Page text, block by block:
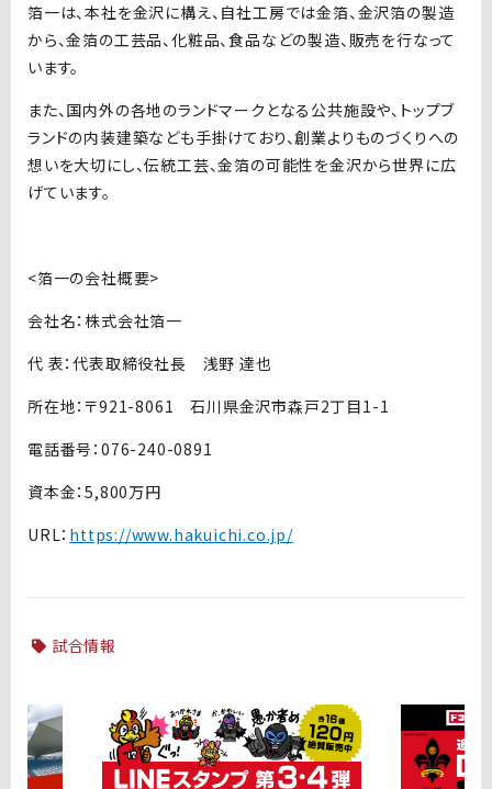
箔一は、本社を金沢に構え、自社工房では金箔、金沢箔の製造
から、金箔の工芸品、化粧品、食品などの製造、販売を行なって
います。
また、国内外の各地のランドマークとなる公共施設や、トップブ
ランドの内装建築なども手掛けており、創業よりものづくりへの
想いを大切にし、伝統工芸、金箔の可能性を金沢から世界に広
げています。
<箔一の会社概要>
会社名：株式会社箔一
代 表：代表取締役社長 浅野 達也
所在地：〒921-8061 石川県金沢市森戸2丁目1-1
電話番号：076-240-0891
資本金：5,800万円
URL： https://www.hakuichi.co.jp/
試合情報